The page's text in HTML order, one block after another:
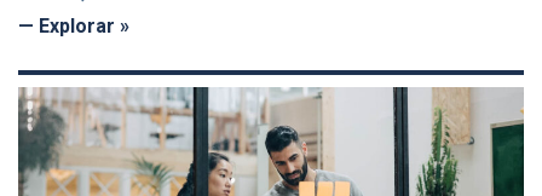
— Explorar »